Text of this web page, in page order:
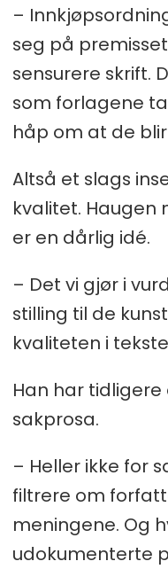
–
seg på
sensurere skrift.
som forlagene
håp om at de
Altså et slags
kvalitet. Haugen
er en dårlig idé.
– Det vi gjør i
stilling til de
kvaliteten i
Han har
sakprosa.
– Heller ikke for
filtrere om
meningene. Og
udokumenterte